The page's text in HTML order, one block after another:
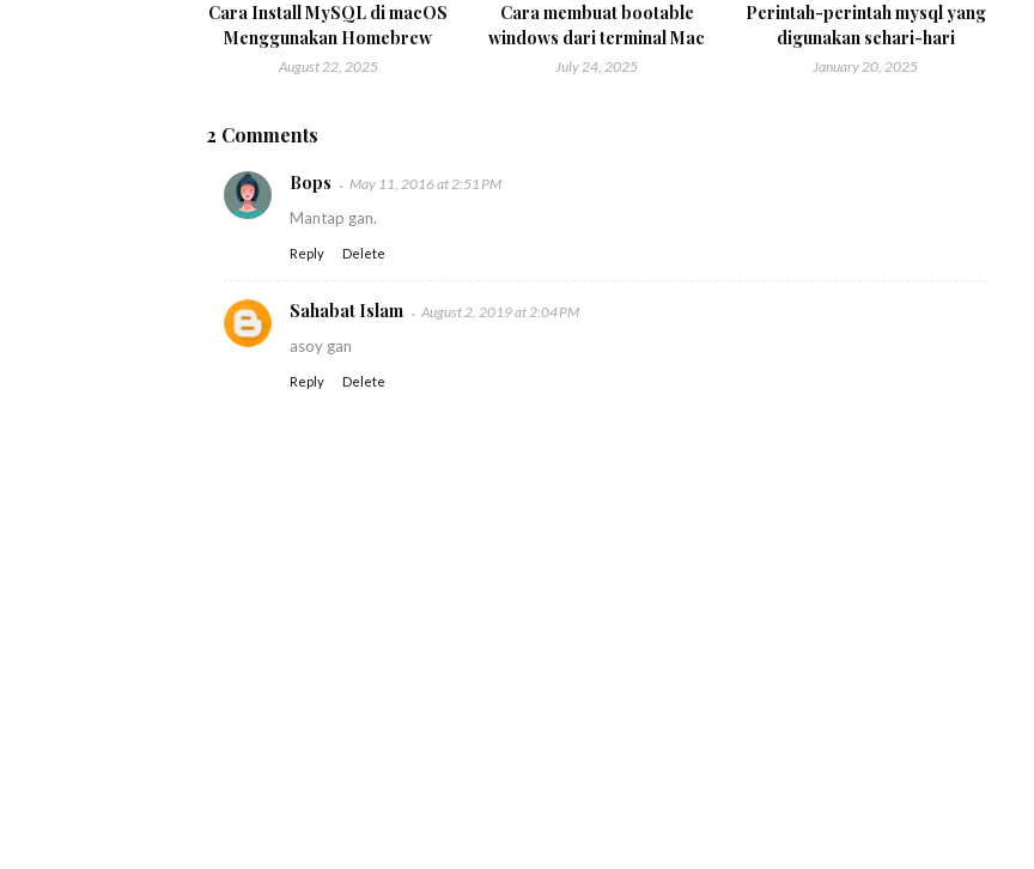
Cara Install MySQL di macOS
Menggunakan Homebrew
August 22, 2025
Cara membuat bootable
windows dari terminal Mac
July 24, 2025
Perintah-perintah mysql yang
digunakan sehari-hari
January 20, 2025
2 Comments
Bops May 11, 2016 at 2:51 PM
Mantap gan.
Reply Delete
Sahabat Islam August 2, 2019 at 2:04 PM
asoy gan
Reply Delete